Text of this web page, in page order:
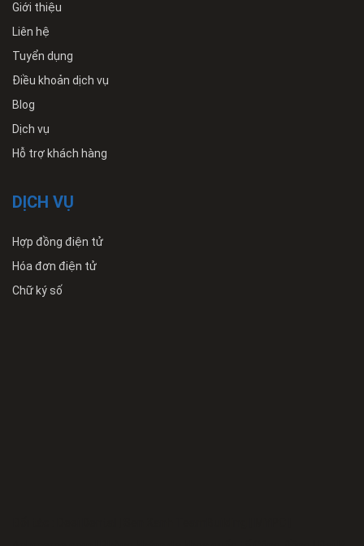
Giới thiệu
Liên hệ
Tuyển dụng
Điều khoản dịch vụ
Blog
Dịch vụ
Hỗ trợ khách hàng
DỊCH VỤ
Hợp đồng điện tử
Hóa đơn điện tử
Chữ ký số